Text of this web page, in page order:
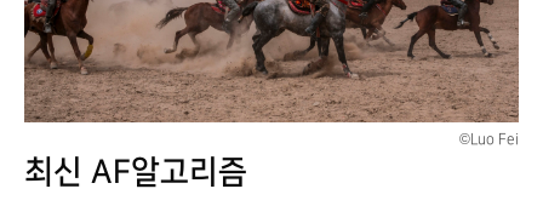
©Luo Fei
최신 AF알고리즘